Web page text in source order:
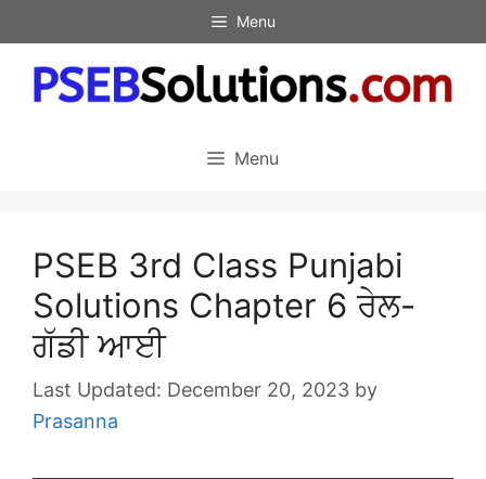
to
content
Menu
Menu
PSEB 3rd Class Punjabi
Solutions Chapter 6 ਰੇਲ-
ਗੱਡੀ ਆਈ
December 20, 2023 by
Prasanna